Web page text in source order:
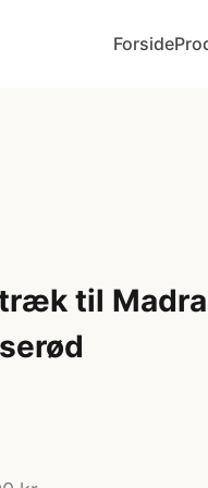
Forside
til